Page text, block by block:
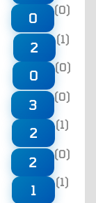
0
(0)
2
(1)
0
(0)
3
(0)
2
(1)
2
(0)
1
(1)